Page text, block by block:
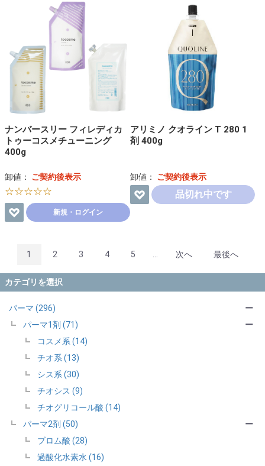
カテゴリを選択
パーマ (296)
パーマ1剤 (71)
コスメ系 (14)
チオ系 (13)
シス系 (30)
チオシス (9)
チオグリコール酸 (14)
ー
パーマ2剤 (50)
ブロム酸 (28)
過酸化水素水 (16)
ー
ー
ナンバースリー フィレディカ
トゥーコスメチューニング
400g
卸値： ご契約後表示
☆☆☆☆☆
新規・ログイン
アリミノ クオライン T 280 1
剤 400g
卸値： ご契約後表示
品切れ中です
1 2 3 4 5 次へ 最後へ